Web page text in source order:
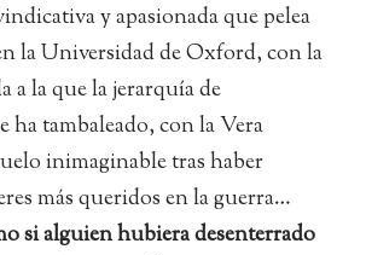
y apasionada que pelea
la Universidad de Oxford, con la
a la que la jerarquía de
ha tambaleado, con la Vera
inimaginable tras haber
más queridos en la guerra…
si alguien hubiera desenterrado